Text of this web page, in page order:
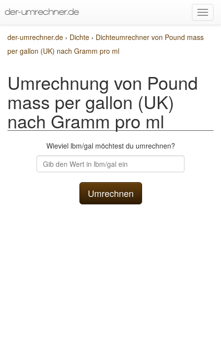
der-umrechner.de › Dichte › Dichteumrechner von Pound mass
per gallon (UK) nach Gramm pro ml
Umrechnung von Pound
mass per gallon (UK)
nach Gramm pro ml
Wieviel lbm/gal möchtest du umrechnen?